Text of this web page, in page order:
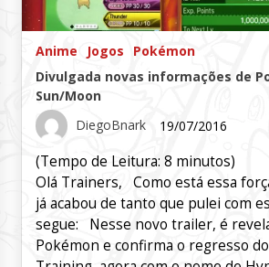
Anime Jogos
Pokémon
Divulgada novas informações de
Sun/Moon
DiegoBnark
19/07/2016
(Tempo de Leitura: 8 minutos)
Olá Trainers, Como está essa
já acabou de tanto que pulei com
segue: Nesse novo trailer, é
Pokémon e confirma o regresso